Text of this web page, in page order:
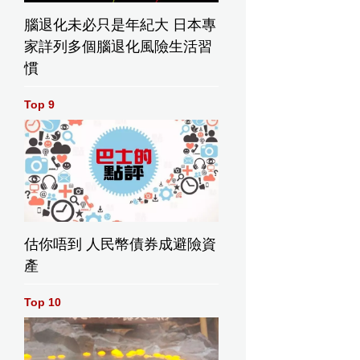
腦退化未必只是年紀大 日本專
家詳列多個腦退化風險生活習
慣
Top 9
估你唔到 人民幣債券成避險資
產
Top 10